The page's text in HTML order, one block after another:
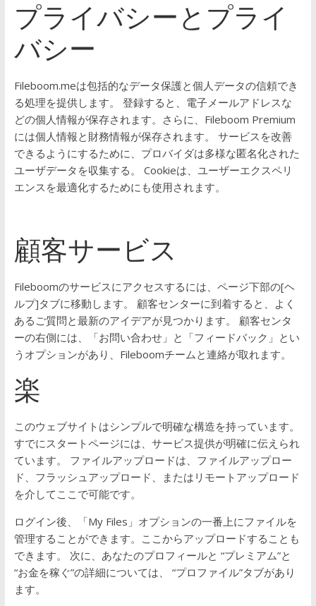
プライバシーとプライ
バシー
Fileboom.meは包括的なデータ保護と個人データの信頼でき
る処理を提供します。 登録すると、電子メールアドレスな
どの個人情報が保存されます。さらに、Fileboom Premium
には個人情報と財務情報が保存されます。
サービスを改善
できるようにするために、プロバイダは多様な匿名化された
ユーザデータを収集する。
Cookieは、ユーザーエクスペリ
エンスを最適化するためにも使用されます。
顧客サービス
Fileboomのサービスにアクセスするには、ページ下部の[ヘ
ルプ]タブに移動します。 顧客センターに到着すると、よく
あるご質問と最新のアイデアが見つかります。 顧客センタ
ーの右側には、「お問い合わせ」と「フィードバック」とい
うオプションがあり、Fileboomチームと連絡が取れます。
楽
このウェブサイトはシンプルで明確な構造を持っています。
すでにスタートページには、サービス提供が明確に伝えられ
ています。 ファイルアップロードは、ファイルアップロー
ド、フラッシュアップロード、またはリモートアップロード
を介してここで可能です。
ログイン後、「My Files」オプションの一番上にファイルを
管理することができます。ここからアップロードすることも
できます。
次に、あなたのプロフィールと “プレミアム”と
“お金を稼ぐ”の詳細については、 “プロファイル”タブがあり
ます。